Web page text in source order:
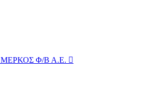
ΜΕΡΚΟΣ Φ/Β Α.Ε. 